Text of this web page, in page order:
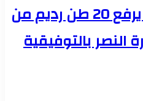
حي غرب الإسكندرية يرفع 20 طن رديم من
بالتوفيقية